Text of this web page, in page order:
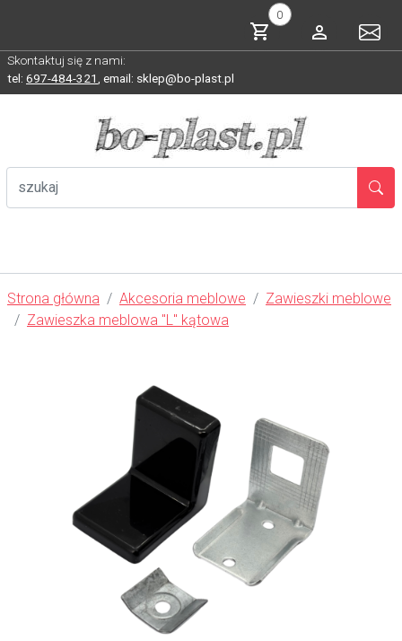
0
Skontaktuj się z nami:
tel: 697-484-321 email: sklep@bo-plast.pl
Strona główna Akcesoria meblowe
Zawieszki meblowe
Zawieszka meblowa "L" kątowa